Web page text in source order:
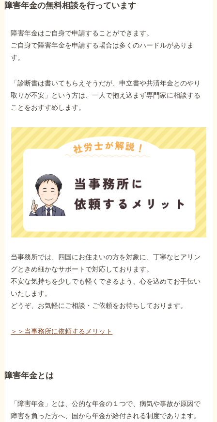
障害年金の無料相談を行っています
障害年金はご自身で申請することができます。
ご自身で障害年金を申請する場合は多くのハードルがありま
す。
「診断書は書いてもらえそうだが、申立書や共済年金とのやり
取りが不安」という方は、一人で抱え込まず専門家に相談する
ことをおすすめします。
当事務所では、四国にお住まいの方を対象に、丁寧なヒアリン
グときめ細かなサポートで対応しております。
不安な気持ちを少しでも軽くできるよう、心を込めてお手伝い
いたします。
どうぞ、お気軽にご相談・ご依頼をお待ちしております。
＞＞当事務所に依頼するメリット
障害年金とは
「障害年金」とは、公的な年金の１つで、病気や事故が原因で
障害を負った方へ、国から年金が給付される制度であります。